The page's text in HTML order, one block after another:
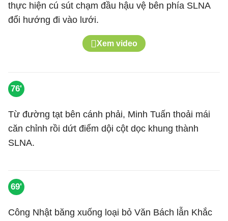
thực hiện cú sút chạm đầu hậu vệ bên phía SLNA
đổi hướng đi vào lưới.
Xem video
76'
Từ đường tạt bên cánh phải, Minh Tuấn thoải mái
căn chỉnh rồi dứt điểm dội cột dọc khung thành
SLNA.
69'
Công Nhật băng xuống loại bỏ Văn Bách lẫn Khắc